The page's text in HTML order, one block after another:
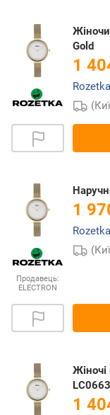
Gold
1
Продавець:
ELECTRON
1
Жіночі
1